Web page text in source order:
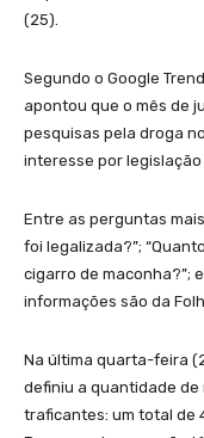
(25).
Segundo o Google
apontou que o mês de
pesquisas pela droga
interesse por legislação
Entre as perguntas
foi legalizada?”;
cigarro de maconha?”;
informações são da
Na última quarta-feira
definiu a quantidade
traficantes: um total de